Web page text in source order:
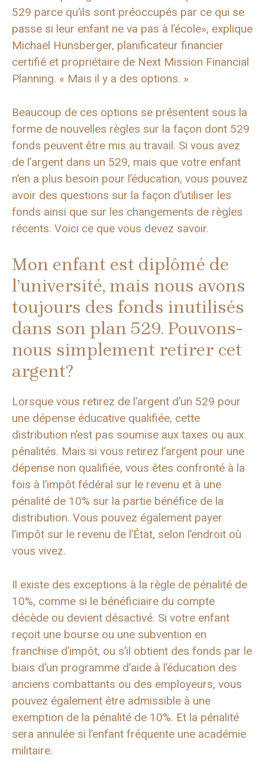
529 parce qu’ils sont préoccupés par ce qui se
passe si leur enfant ne va pas à l’école», explique
Michael Hunsberger, planificateur financier
certifié et propriétaire de Next Mission Financial
Planning. « Mais il y a des options. »
Beaucoup de ces options se présentent sous la
forme de nouvelles règles sur la façon dont 529
fonds peuvent être mis au travail. Si vous avez
de l’argent dans un 529, mais que votre enfant
n’en a plus besoin pour l’éducation, vous pouvez
avoir des questions sur la façon d’utiliser les
fonds ainsi que sur les changements de règles
récents. Voici ce que vous devez savoir.
Mon enfant est diplômé de
l’université, mais nous avons
toujours des fonds inutilisés
dans son plan 529. Pouvons-
nous simplement retirer cet
argent?
Lorsque vous retirez de l’argent d’un 529 pour
une dépense éducative qualifiée, cette
distribution n’est pas soumise aux taxes ou aux
pénalités. Mais si vous retirez l’argent pour une
dépense non qualifiée, vous êtes confronté à la
fois à l’impôt fédéral sur le revenu et à une
pénalité de 10% sur la partie bénéfice de la
distribution. Vous pouvez également payer
l’impôt sur le revenu de l’État, selon l’endroit où
vous vivez.
Il existe des exceptions à la règle de pénalité de
10%, comme si le bénéficiaire du compte
décède ou devient désactivé. Si votre enfant
reçoit une bourse ou une subvention en
franchise d’impôt, ou s’il obtient des fonds par le
biais d’un programme d’aide à l’éducation des
anciens combattants ou des employeurs, vous
pouvez également être admissible à une
exemption de la pénalité de 10%. Et la pénalité
sera annulée si l’enfant fréquente une académie
militaire.